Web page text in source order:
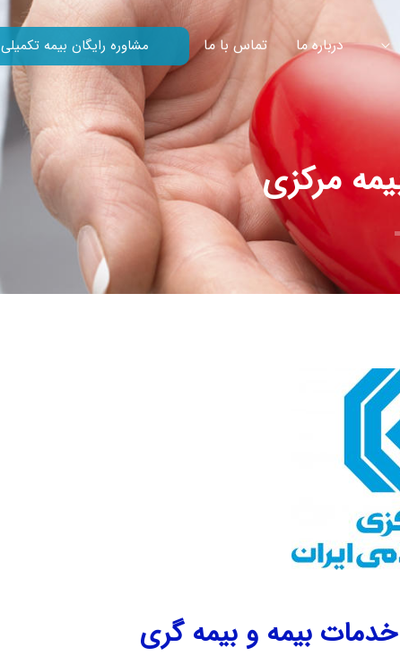
درباره ما تماس با ما مشاوره رایگان بیمه تکمیلی
مرکزی
خدمات بیمه و بیمه گری